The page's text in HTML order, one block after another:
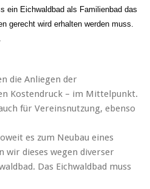
ein Eichwaldbad als Familienbad das
gerecht wird erhalten werden muss.
die Anliegen der
Kostendruck – im Mittelpunkt.
für Vereinsnutzung, ebenso
es zum Neubau eines
wir dieses wegen diverser
Das Eichwaldbad muss